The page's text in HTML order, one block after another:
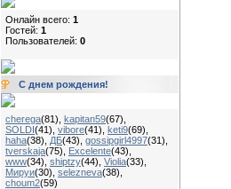
Онлайн всего: 1
Гостей: 1
Пользователей: 0
С днем рождения!
cherega(81) kapitan59(67)
SOLDI(41) vibore(41) keti9(69)
haha(38) ДБ(43) gossipgirl4997(31)
tverskaja(75) Excelente(43)
www(34) shiptzy(44) Violia(33)
Мируи(30) selezneva(38)
choum2(59)